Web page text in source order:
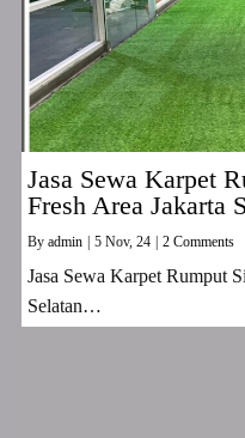
Jasa Sewa Karpet
Fresh Area Jakarta
By admin 5 Nov, 24 2 Comments
Jasa Sewa Karpet Rumput
Selatan…